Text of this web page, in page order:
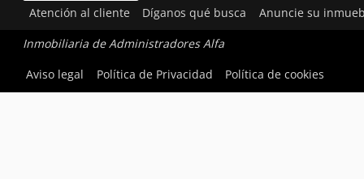
Atención al cliente Díganos qué busca Anuncie su
Inmobiliaria de Administradores Alfa
Aviso legal
Política de Privacidad Política de cookies